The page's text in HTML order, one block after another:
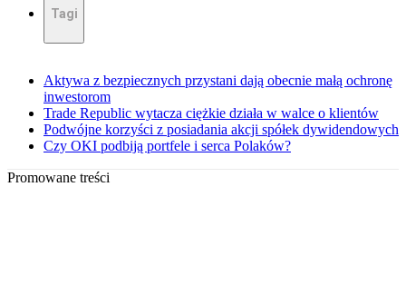
Tagi
Aktywa z bezpiecznych przystani dają obecnie małą ochronę
inwestorom
Trade Republic wytacza ciężkie działa w walce o klientów
Podwójne korzyści z posiadania akcji spółek dywidendowych
Czy OKI podbiją portfele i serca Polaków?
Promowane treści